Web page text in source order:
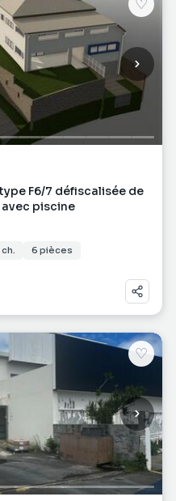
♡
F6/7 défiscalisée de
avec piscine
6 pièces
♡